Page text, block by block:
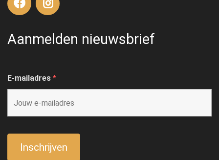
Aanmelden nieuwsbrief
E-mailadres *